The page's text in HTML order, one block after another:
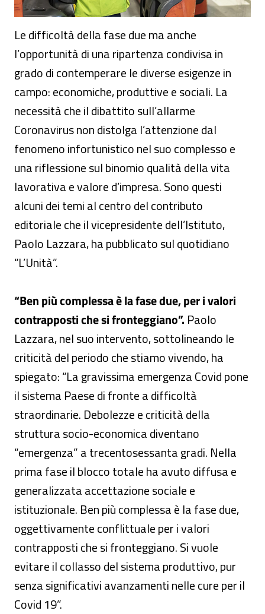
Le difficoltà della fase due ma anche
l’opportunità di una ripartenza condivisa in
grado di contemperare le diverse esigenze in
campo: economiche, produttive e sociali. La
necessità che il dibattito sull’allarme
Coronavirus non distolga l’attenzione dal
fenomeno infortunistico nel suo complesso e
una riflessione sul binomio qualità della vita
lavorativa e valore d’impresa. Sono questi
alcuni dei temi al centro del contributo
editoriale che il vicepresidente dell’Istituto,
Paolo Lazzara, ha pubblicato sul quotidiano
“L’Unità”.
“Ben più complessa è la fase due, per i valori
contrapposti che si fronteggiano”. Paolo
Lazzara, nel suo intervento, sottolineando le
criticità del periodo che stiamo vivendo, ha
spiegato: “La gravissima emergenza Covid pone
il sistema Paese di fronte a difficoltà
straordinarie. Debolezze e criticità della
struttura socio-economica diventano
“emergenza” a trecentosessanta gradi. Nella
prima fase il blocco totale ha avuto diffusa e
generalizzata accettazione sociale e
istituzionale. Ben più complessa è la fase due,
oggettivamente conflittuale per i valori
contrapposti che si fronteggiano. Si vuole
evitare il collasso del sistema produttivo, pur
senza significativi avanzamenti nelle cure per il
Covid 19”.